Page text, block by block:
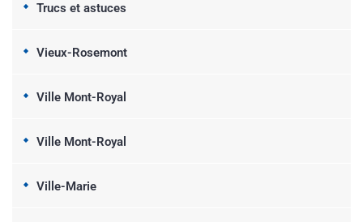
Trucs et astuces
Vieux-Rosemont
Ville Mont-Royal
Ville Mont-Royal
Ville-Marie